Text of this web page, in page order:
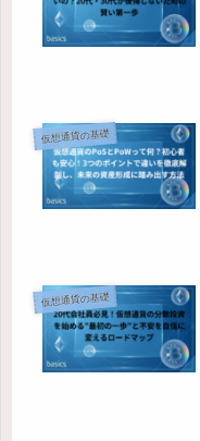
仮想通貨の基礎
仮想通貨の基礎